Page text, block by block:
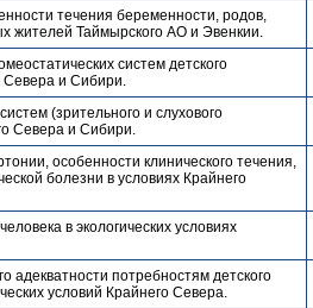
течения беременности, родов,
жителей Таймырского АО и Эвенкии.
систем детского
Севера и Сибири.
(зрительного и слухового
Севера и Сибири.
особенности клинического течения,
болезни в условиях Крайнего
в экологических условиях
адекватности потребностям детского
условий Крайнего Севера.